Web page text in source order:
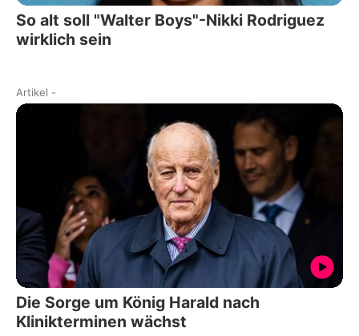
So alt soll "Walter Boys"-Nikki Rodriguez
wirklich sein
Artikel -
Die Sorge um König Harald nach
Klinikterminen wächst